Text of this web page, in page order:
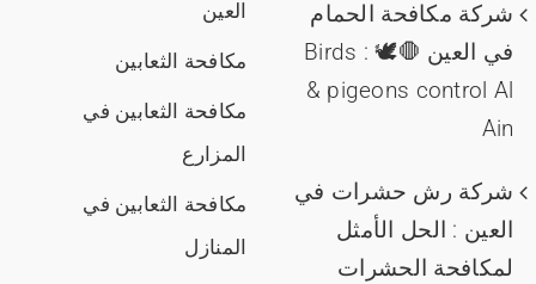
شركة مكافحة الحمام
في العين 🛑🕊️ : Birds
& pigeons control Al
Ain
شركة رش حشرات في
العين : الحل الأمثل
لمكافحة الحشرات
العين
مكافحة الثعابين
مكافحة الثعابين في
المزارع
مكافحة الثعابين في
المنازل